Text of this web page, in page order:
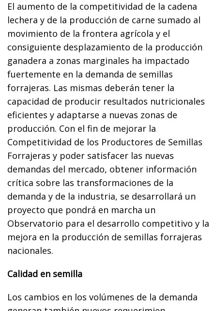
El aumento de la competitividad de la cadena
lechera y de la producción de carne sumado al
movimiento de la frontera agrícola y el
consiguiente desplazamiento de la producción
ganadera a zonas marginales ha impactado
fuertemente en la demanda de semillas
forrajeras. Las mismas deberán tener la
capacidad de producir resultados nutricionales
eficientes y adaptarse a nuevas zonas de
producción. Con el fin de mejorar la
Competitividad de los Productores de Semillas
Forrajeras y poder satisfacer las nuevas
demandas del mercado, obtener información
crítica sobre las transformaciones de la
demanda y de la industria, se desarrollará un
proyecto que pondrá en marcha un
Observatorio para el desarrollo competitivo y la
mejora en la producción de semillas forrajeras
nacionales.
Calidad en semilla
Los cambios en los volúmenes de la demanda